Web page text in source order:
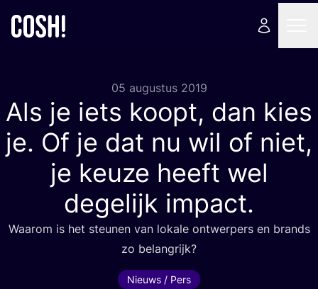
05 augustus 2019
Als je iets koopt, dan kies
je. Of je dat nu wil of niet,
je keuze heeft wel
degelijk impact.
Waar­om is het steu­nen van loka­le ont­wer­pers en brands
zo belangrijk?
Nieuws / Pers